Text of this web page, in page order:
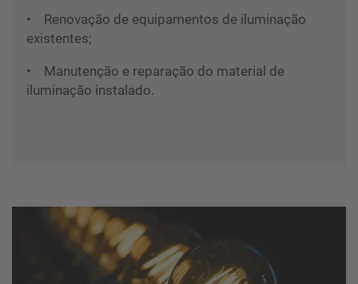
• Renovação de equipamentos de iluminação
existentes;
• Manutenção e reparação do material de
iluminação instalado.